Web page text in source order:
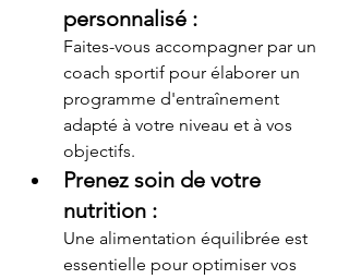
personnalisé :
Faites-vous accompagner par un
coach sportif pour élaborer un
programme d'entraînement
adapté à votre niveau et à vos
objectifs.
Prenez soin de votre
nutrition :
Une alimentation équilibrée est
essentielle pour optimiser vos